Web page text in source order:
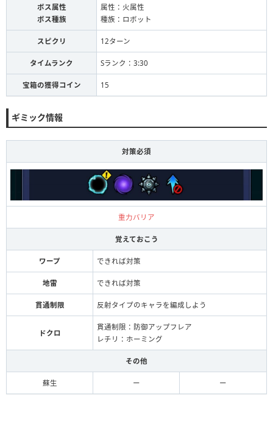
ボス属性
ボス種族
属性：火属性
種族：ロボット
スピクリ 12ターン
タイムランク Sランク：3:30
宝箱の獲得コイン 15
ギミック情報
対策必須
重力バリア
覚えておこう
ワープ できれば対策
地雷 できれば対策
貫通制限 反射タイプのキャラを編成しよう
ドクロ
貫通制限：防御アップフレア
レチリ：ホーミング
その他
蘇生 ー ー